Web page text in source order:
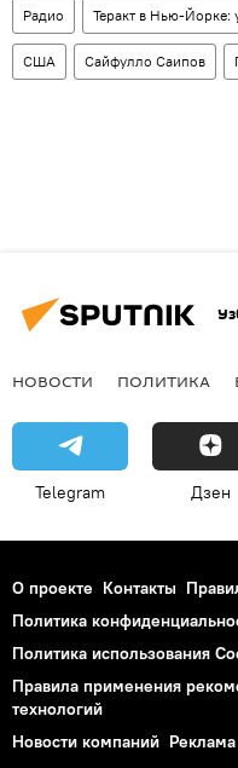
Радио Теракт в Нью-Йорке:
США Сайфулло Саипов
НОВОСТИ ПОЛИТИКА
Telegram Дзен
О проекте Контакты
Политика
Политика использования
Правила применения
технологий
Новости компаний Реклама